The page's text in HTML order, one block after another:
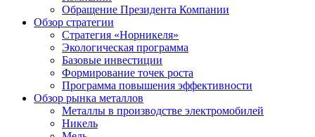
Обращение Президента Компании
Обзор стратегии
Стратегия «Норникеля»
Экологическая программа
Базовые инвестиции
Формирование точек роста
Программа повышения эффективности
Обзор рынка металлов
Металлы в производстве электромобилей
Никель